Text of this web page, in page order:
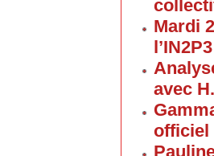
Mardi
avec
officiel